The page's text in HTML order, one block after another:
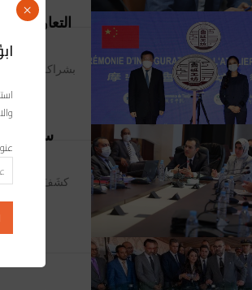
التعاون
بشراكة مع كلية
سكوري
كشَفَ يونس
عن
×